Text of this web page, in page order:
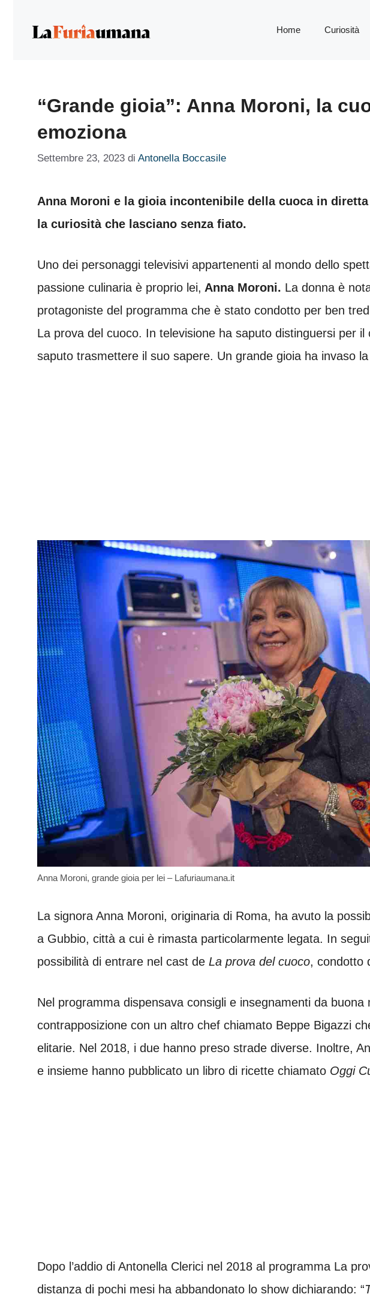
Home Curiosità
“Grande gioia”: Anna Moroni, la
emoziona
Settembre 23, 2023 di Antonella Boccasile
Anna Moroni e la gioia incontenibile della cuoca in
la curiosità che lasciano senza fiato.
Uno dei personaggi televisivi appartenenti al mondo dello
passione culinaria è proprio lei, Anna Moroni. La donna è
protagoniste del programma che è stato condotto per ben
La prova del cuoco. In televisione ha saputo distinguersi per
saputo trasmettere il suo sapere. Un grande gioia ha invaso
Anna Moroni, grande gioia per lei – Lafuriaumana.it
La signora Anna Moroni, originaria di Roma, ha avuto la
a Gubbio, città a cui è rimasta particolarmente legata. In
possibilità di entrare nel cast de La prova del cuoco, condotto
Nel programma dispensava consigli e insegnamenti da buona
contrapposizione con un altro chef chiamato Beppe Bigazzi
elitarie. Nel 2018, i due hanno preso strade diverse. Inoltre,
e insieme hanno pubblicato un libro di ricette chiamato Oggi
Dopo l’addio di Antonella Clerici nel 2018 al programma La
distanza di pochi mesi ha abbandonato lo show dichiarando: “